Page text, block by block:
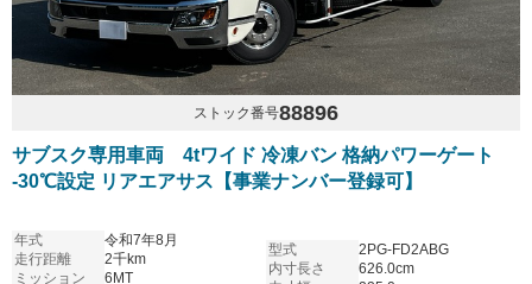
ストック番号88896
サブスク専用車両 4tワイド 冷凍バン 格納パワーゲート
-30℃設定 リアエアサス【事業ナンバー登録可】
年式
令和7年8月
走行距離
2千km
ミッション
6MT
型式
2PG-FD2ABG
内寸長さ
626.0cm